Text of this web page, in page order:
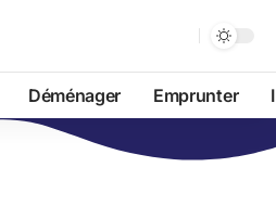
Déménager Emprunter